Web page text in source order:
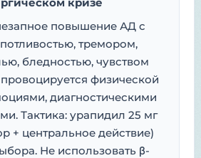
повышение АД с
тремором,
бледностью, чувством
провоцируется физической
диагностическими
Тактика: урапидил 25 мг
+ центральное действие)
Не использовать β-